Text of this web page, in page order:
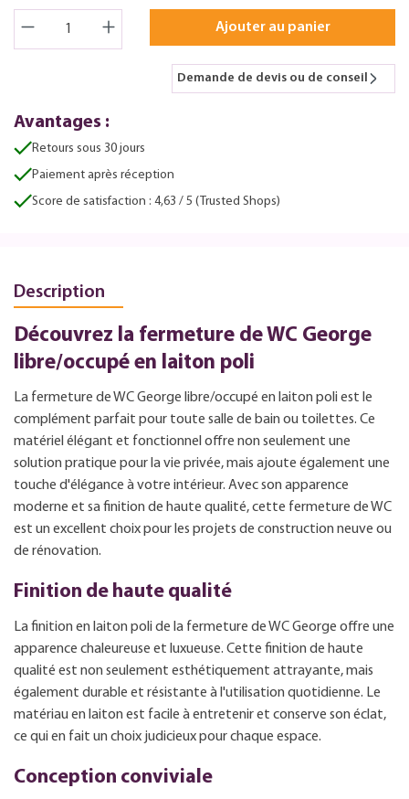
Ajouter au panier
Demande de devis ou de conseil
Avantages :
Retours sous 30 jours
Paiement après réception
Score de satisfaction : 4,63 / 5 (Trusted Shops)
Description
Découvrez la fermeture de WC George
libre/occupé en laiton poli
La fermeture de WC George libre/occupé en laiton poli est le
complément parfait pour toute salle de bain ou toilettes. Ce
matériel élégant et fonctionnel offre non seulement une
solution pratique pour la vie privée, mais ajoute également une
touche d'élégance à votre intérieur. Avec son apparence
moderne et sa finition de haute qualité, cette fermeture de WC
est un excellent choix pour les projets de construction neuve ou
de rénovation.
Finition de haute qualité
La finition en laiton poli de la fermeture de WC George offre une
apparence chaleureuse et luxueuse. Cette finition de haute
qualité est non seulement esthétiquement attrayante, mais
également durable et résistante à l'utilisation quotidienne. Le
matériau en laiton est facile à entretenir et conserve son éclat,
ce qui en fait un choix judicieux pour chaque espace.
Conception conviviale